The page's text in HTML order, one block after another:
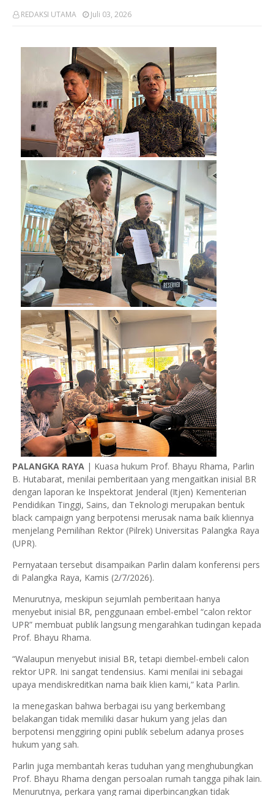
REDAKSI UTAMA Juli 03, 2026
PALANGKA RAYA | Kuasa hukum Prof. Bhayu Rhama, Parlin
B. Hutabarat, menilai pemberitaan yang mengaitkan inisial BR
dengan laporan ke Inspektorat Jenderal (Itjen) Kementerian
Pendidikan Tinggi, Sains, dan Teknologi merupakan bentuk
black campaign yang berpotensi merusak nama baik kliennya
menjelang Pemilihan Rektor (Pilrek) Universitas Palangka Raya
(UPR).
Pernyataan tersebut disampaikan Parlin dalam konferensi pers
di Palangka Raya, Kamis (2/7/2026).
Menurutnya, meskipun sejumlah pemberitaan hanya
menyebut inisial BR, penggunaan embel-embel “calon rektor
UPR” membuat publik langsung mengarahkan tudingan kepada
Prof. Bhayu Rhama.
“Walaupun menyebut inisial BR, tetapi diembel-embeli calon
rektor UPR. Ini sangat tendensius. Kami menilai ini sebagai
upaya mendiskreditkan nama baik klien kami,” kata Parlin.
Ia menegaskan bahwa berbagai isu yang berkembang
belakangan tidak memiliki dasar hukum yang jelas dan
berpotensi menggiring opini publik sebelum adanya proses
hukum yang sah.
Parlin juga membantah keras tuduhan yang menghubungkan
Prof. Bhayu Rhama dengan persoalan rumah tangga pihak lain.
Menurutnya, perkara yang ramai diperbincangkan tidak